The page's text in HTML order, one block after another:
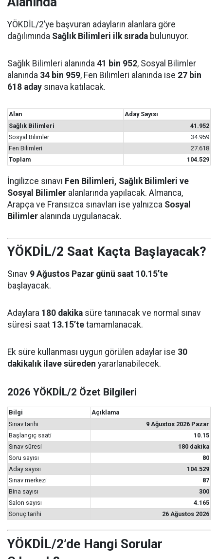
YÖKDİL/2’ye başvuran adayların alanlara göre
dağılımında Sağlık Bilimleri ilk sırada bulunuyor.
Sağlık Bilimleri alanında 41 bin 952, Sosyal Bilimler
alanında 34 bin 959, Fen Bilimleri alanında ise 27 bin
618 aday sınava katılacak.
Alan
Aday Sayısı
Sağlık Bilimleri
41.952
Sosyal Bilimler
34.959
Fen Bilimleri
27.618
Toplam
104.529
İngilizce sınavı Fen Bilimleri, Sağlık Bilimleri ve
Sosyal Bilimler alanlarında yapılacak. Almanca,
Arapça ve Fransızca sınavları ise yalnızca Sosyal
Bilimler alanında uygulanacak.
YÖKDİL/2 Saat Kaçta Başlayacak?
Sınav 9 Ağustos Pazar günü saat 10.15’te
başlayacak.
Adaylara 180 dakika süre tanınacak ve normal sınav
süresi saat 13.15’te tamamlanacak.
Ek süre kullanması uygun görülen adaylar ise 30
dakikalık ilave süreden yararlanabilecek.
2026 YÖKDİL/2 Özet Bilgileri
Bilgi
Açıklama
Sınav tarihi
9 Ağustos 2026 Pazar
Başlangıç saati
10.15
Sınav süresi
180 dakika
Soru sayısı
80
Aday sayısı
104.529
Sınav merkezi
87
Bina sayısı
300
Salon sayısı
4.165
Sonuç tarihi
26 Ağustos 2026
YÖKDİL/2’de Hangi Sorular